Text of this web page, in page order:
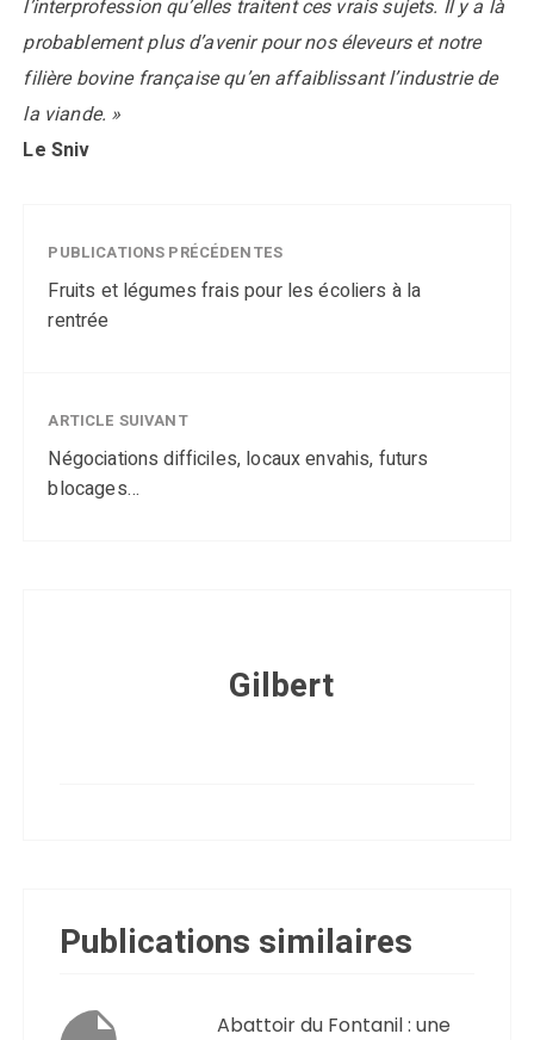
l’interprofession qu’elles traitent ces vrais sujets. Il y a là
probablement plus d’avenir pour nos éleveurs et notre
filière bovine française qu’en affaiblissant l’industrie de
la viande. »
Le Sniv
PUBLICATIONS PRÉCÉDENTES
Fruits et légumes frais pour les écoliers à la
rentrée
ARTICLE SUIVANT
Négociations difficiles, locaux envahis, futurs
blocages…
Gilbert
Publications similaires
Abattoir du Fontanil : une